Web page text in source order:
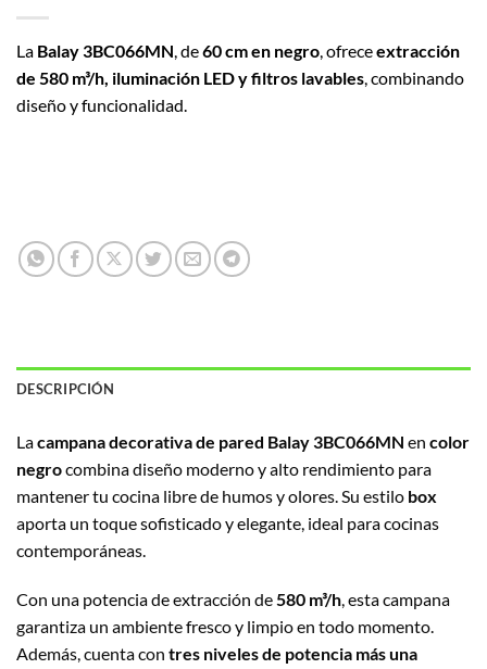
La Balay 3BC066MN, de60 cm en negro, ofreceextracción
de 580 m³/h, iluminación LED y filtros lavables, combinando
diseño y funcionalidad.
DESCRIPCIÓN
Lacampana decorativa de pared Balay 3BC066MN en color
negrocombina diseño moderno y alto rendimiento para
mantener tu cocina libre de humos y olores. Su estilo box
aporta un toque sofisticado y elegante, ideal para cocinas
contemporáneas.
Con una potencia de extracción de580 m³/h, esta campana
garantiza un ambiente fresco y limpio en todo momento.
Además, cuenta con tres niveles de potencia más una